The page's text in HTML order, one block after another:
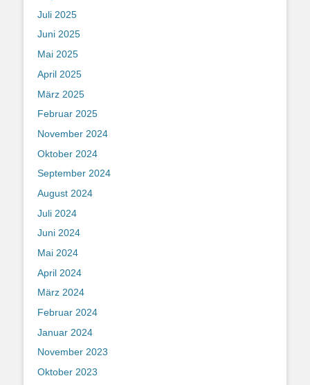
Juli 2025
Juni 2025
Mai 2025
April 2025
März 2025
Februar 2025
November 2024
Oktober 2024
September 2024
August 2024
Juli 2024
Juni 2024
Mai 2024
April 2024
März 2024
Februar 2024
Januar 2024
November 2023
Oktober 2023